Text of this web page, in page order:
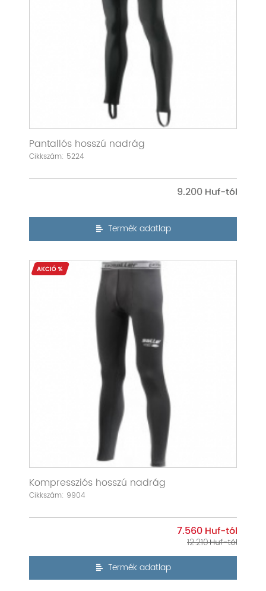
Pantallós hosszú nadrág
Cikkszám: 5224
9.200
Termék adatlap
Kompressziós hosszú nadrág
Cikkszám: 9904
7.560
12.210
Termék adatlap